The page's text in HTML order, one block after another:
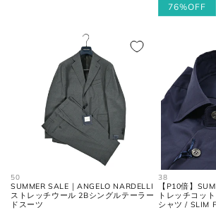
常
ー76%OFF
50
SUMMER SALE｜ANGELO NARDELLI
ストレッチウール 2Bシングルテーラー
ドスーツ
38
【P10倍】
トレッチコッ
シャツ / SLIM
お直しについては
ください。